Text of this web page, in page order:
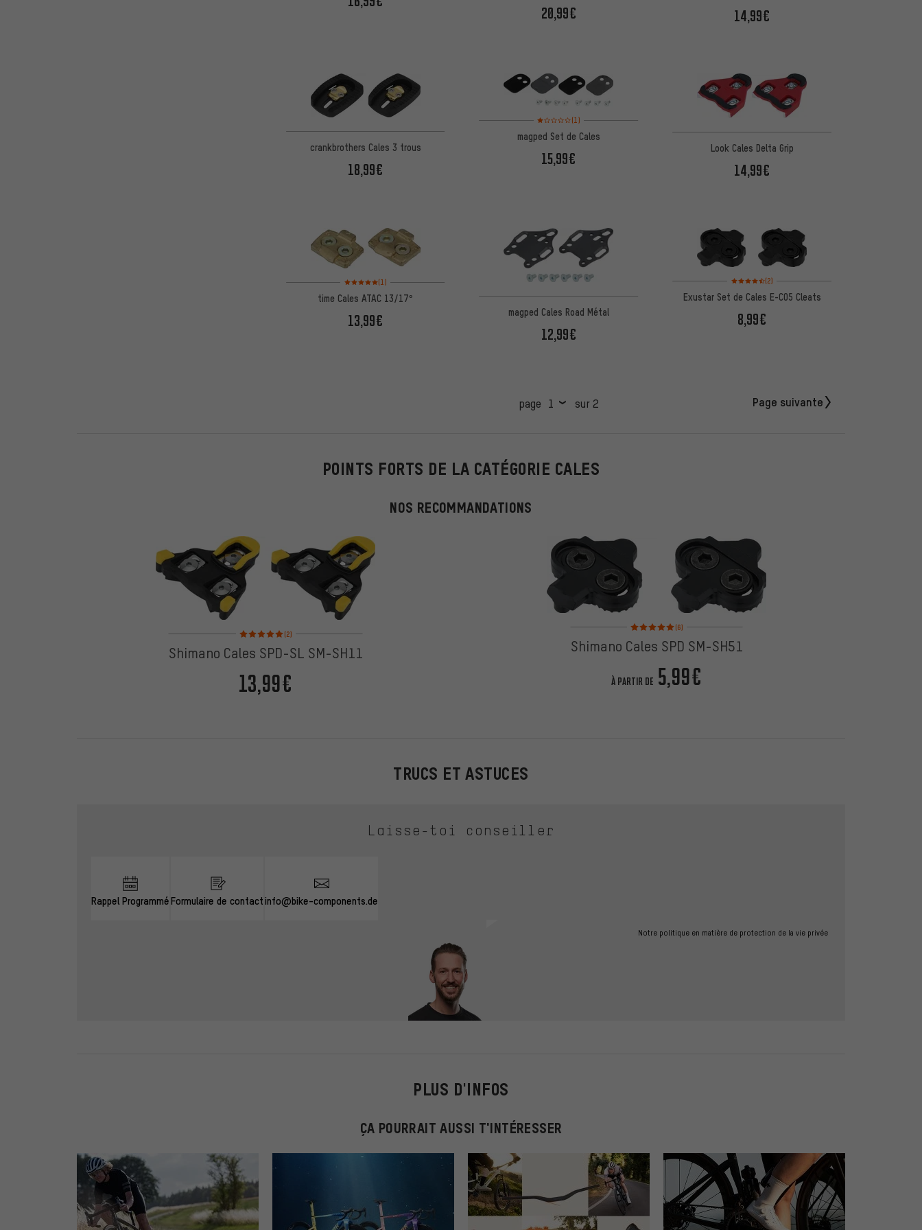
20,99€ 14,99€
crankbrothers Cales 3 trous
18,99€
Note moyenne : 1 sur 5 d'après 1 avis
(1)
magped Set de Cales
15,99€
Look Cales Delta Grip
14,99€
Note moyenne : 5 sur 5 d'après 1 avis
(1)
time Cales ATAC 13/17°
13,99€ magped Cales Road Métal
12,99€
Note moyenne : 4,5 sur 5 d'après 2 avis
(2)
Exustar Set de Cales E-C05 Cleats
8,99€
page sur 2 Page suivante
POINTS FORTS DE LA CATÉGORIE CALES
NOS RECOMMANDATIONS
Note moyenne : 5 sur 5 d'après 2 avis
(2)
Shimano Cales SPD-SL SM-SH11
13,99€
Note moyenne : 5 sur 5 d'après 6 avis
(6)
Shimano Cales SPD SM-SH51
À PARTIR DE 5,99€
TRUCS ET ASTUCES
Laisse-toi conseiller
Rappel ProgramméFormulaire de contactinfo@bike-components.de
Notre politique en matière de protection de la vie privée
PLUS D'INFOS
ÇA POURRAIT AUSSI T'INTÉRESSER